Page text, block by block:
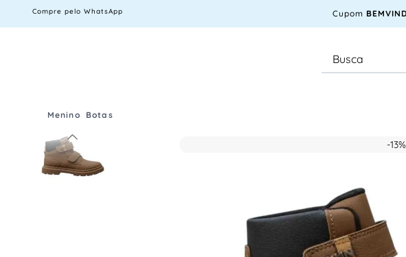
Compre pelo WhatsApp Cupom
Menino Botas
-13%